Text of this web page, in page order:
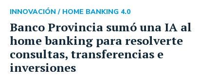
Banco Provincia sumó una IA al
home banking para resolverte
consultas, transferencias e
inversiones
INNOVACIÓN / HOME BANKING 4.0